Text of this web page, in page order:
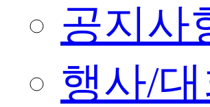
공지사
행사/